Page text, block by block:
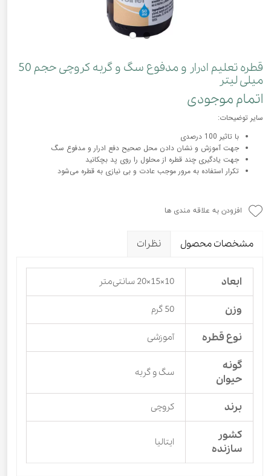
قطره تعلیم ادرار و مدفوع سگ و گربه کروچی حجم 50
میلی لیتر
اتمام موجودی
سایر توضیحات:
با تاثیر 100 درصدی
جهت آموزش و نشان دادن محل صحیح دفع ادرار و مدفوع سگ
جهت یادگیری چند قطره از محلول را روی پد بچکانید
تکرار استفاده به مرور موجب عادت و بی نیازی به قطره می‌شود
افزودن به علاقه مندی ها
مشخصات محصول نظرات
ابعاد 10×15×20 سانتی‌متر
وزن 50 گرم
نوع قطره آموزشی
گونه
حیوان
سگ و گربه
برند کروچی
کشور
سازنده
ایتالیا